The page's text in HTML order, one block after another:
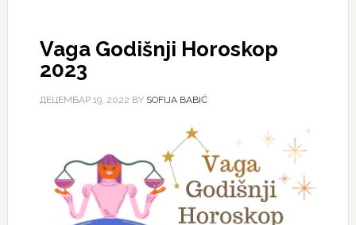
Vaga Godišnji Horoskop
2023
ДЕЦЕМБАР 19, 2022 BY SOFIJA BABIĆ